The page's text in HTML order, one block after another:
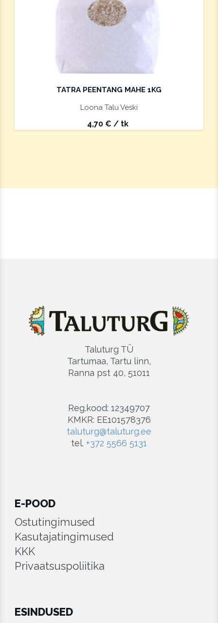
TATRA PEENTANG MAHE 1KG
Loona Talu Veski
4,70 € / tk
Taluturg TÜ
Tartumaa, Tartu linn,
Ranna pst 40, 51011
Reg.kood: 12349707
KMKR: EE101578376
taluturg@taluturg.ee
tel. +372 5566 5131
E-POOD
Ostutingimused
Kasutajatingimused
KKK
Privaatsuspoliitika
ESINDUSED